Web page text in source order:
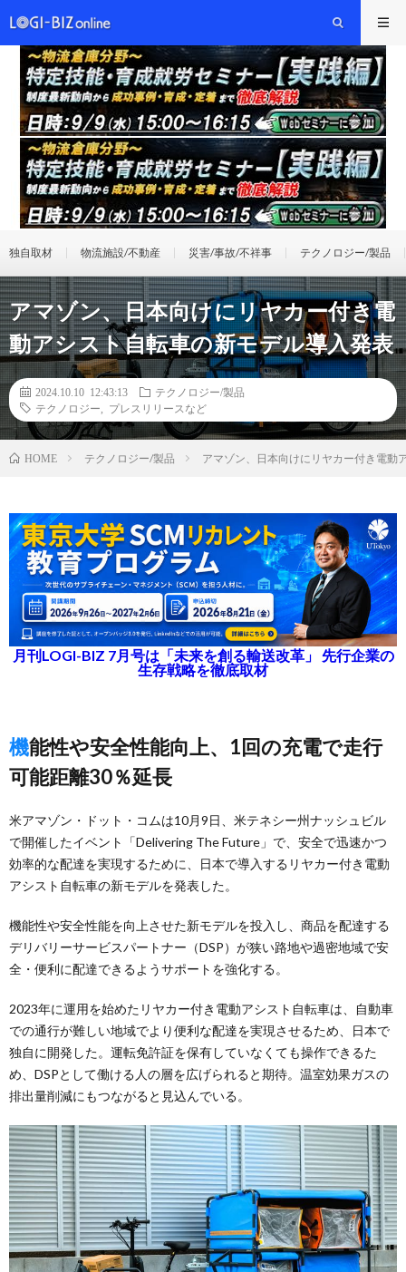
独自取材 物流施設/不動産 災害/事故/不祥事 テクノロジー/製品
アマゾン、日本向けにリヤカー付き電
動アシスト自転車の新モデル導入発表
2024.10.10 12:43:13
テクノロジー/製品
テクノロジー
プレスリリースなど
HOME テクノロジー/製品 アマゾン、日本向けにリヤカー付き電動
月刊LOGI-BIZ 7月号は「未来を創る輸送改革」 先行企業の
生存戦略を徹底取材
機能性や安全性能向上、1回の充電で走行
可能距離30％延長
米アマゾン・ドット・コムは10月9日、米テネシー州ナッシュビル
で開催したイベント「Delivering The Future」で、安全で迅速かつ
効率的な配達を実現するために、日本で導入するリヤカー付き電動
アシスト自転車の新モデルを発表した。
機能性や安全性能を向上させた新モデルを投入し、商品を配達する
デリバリーサービスパートナー（DSP）が狭い路地や過密地域で安
全・便利に配達できるようサポートを強化する。
2023年に運用を始めたリヤカー付き電動アシスト自転車は、自動車
での通行が難しい地域でより便利な配達を実現させるため、日本で
独自に開発した。運転免許証を保有していなくても操作できるた
め、DSPとして働ける人の層を広げられると期待。温室効果ガスの
排出量削減にもつながると見込んでいる。